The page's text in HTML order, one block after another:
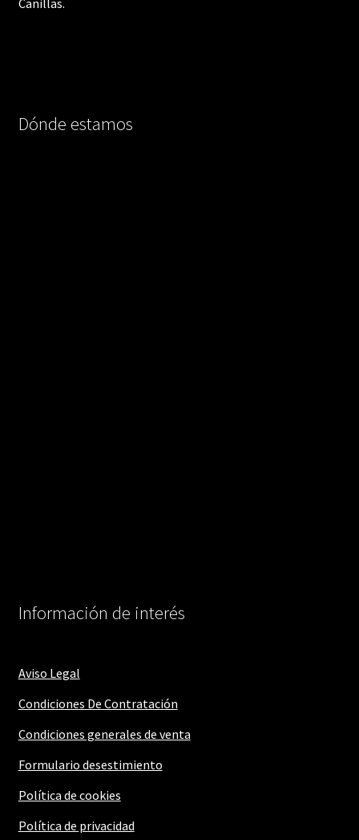
Canillas.
Dónde estamos
Información de interés
Aviso Legal
Condiciones De Contratación
Condiciones generales de venta
Formulario desestimiento
Política de cookies
Política de privacidad